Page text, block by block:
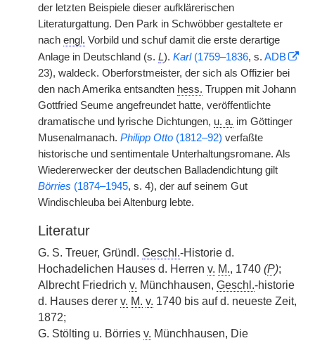
der letzten Beispiele dieser aufklärerischen
Literaturgattung. Den Park in Schwöbber gestaltete er
nach engl. Vorbild und schuf damit die erste derartige
Anlage in Deutschland (s. L). Karl(1759–1836, s. ADB
23), waldeck. Oberforstmeister, der sich als Offizier bei
den nach Amerika entsandten hess. Truppen mit Johann
Gottfried Seume angefreundet hatte, veröffentlichte
dramatische und lyrische Dichtungen, u. a. im Göttinger
Musenalmanach. Philipp Otto (1812–92) verfaßte
historische und sentimentale Unterhaltungsromane. Als
Wiedererwecker der deutschen Balladendichtung gilt
Börries (1874–1945, s. 4), der auf seinem Gut
Windischleuba bei Altenburg lebte.
Literatur
G. S. Treuer, Gründl. Geschl.-Historie d.
Hochadelichen Hauses d. Herren v. M., 1740 (P);
Albrecht Friedrich v. Münchhausen, Geschl.-historie
d. Hauses derer v. M. v. 1740 bis auf d. neueste Zeit,
1872;
G. Stölting u. Börries v. Münchhausen, Die